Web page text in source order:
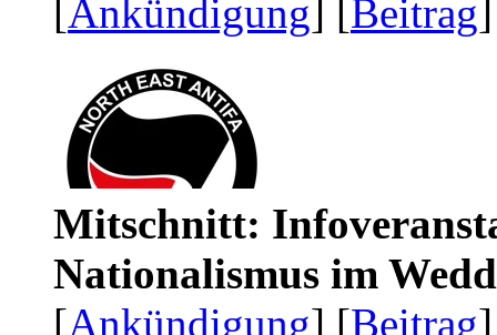
[Ankündigung] [Beitrag
Mitschnitt:
Nationalismus im
[Ankündigung] [Beitrag